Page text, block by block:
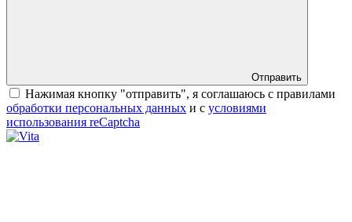
Отправить
Нажимая кнопку "отправить", я соглашаюсь с правилами
обработки персональных данных и с условиями
использования reCaptcha